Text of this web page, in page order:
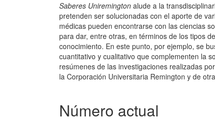
Saberes Uniremington alude a la
pretenden ser solucionadas con el aporte de
médicas pueden encontrarse con las ciencias
para dar, entre otras, en términos de los tipos
conocimiento. En este punto, por ejemplo, se
cuantitativo y cualitativo que complementen la
resúmenes de las investigaciones realizadas
la Corporación Universitaria Remington y de
Número actual